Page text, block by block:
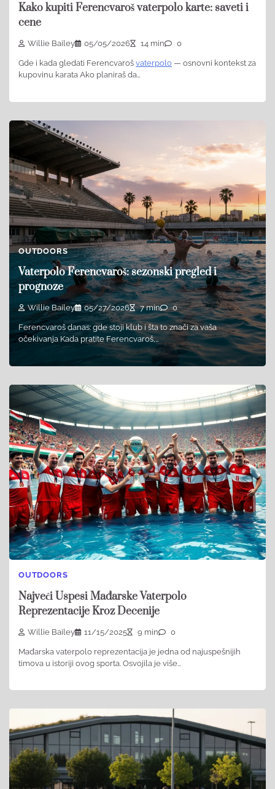
Kako kupiti Ferencvaroš vaterpolo karte: saveti i
cene
Willie Bailey 05/05/2026 14 min 0
Gde i kada gledati Ferencvaroš vaterpolo — osnovni kontekst za
kupovinu karata Ako planiraš da…
OUTDOORS
Vaterpolo Ferencvaroš: sezonski pregled i
prognoze
Willie Bailey 05/27/2026 7 min 0
Ferencvaroš danas: gde stoji klub i šta to znači za vaša
očekivanja Kada pratite Ferencvaroš,…
OUTDOORS
Najveći Uspesi Mađarske Vaterpolo
Reprezentacije Kroz Decenije
Willie Bailey 11/15/2025 9 min 0
Mađarska vaterpolo reprezentacija je jedna od najuspešnijih
timova u istoriji ovog sporta. Osvojila je više…